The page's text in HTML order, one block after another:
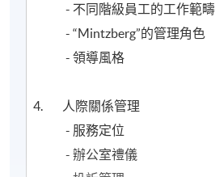
- 不同階級員工的工作範疇
- “Mintzberg”的管理角色
- 領導風格
4. 人際關係管理
- 服務定位
- 辦公室禮儀